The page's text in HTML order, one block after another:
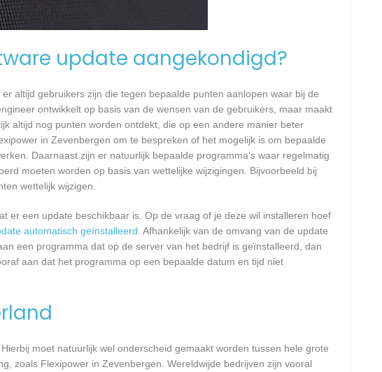
update aangekondigd?
altijd gebruikers zijn die tegen bepaalde punten aanlopen waar bij de
ontwikkelt op basis van de wensen van de gebruikers, maar maakt
altijd nog punten worden ontdekt, die op een andere manier beter
in Zevenbergen om te bespreken of het mogelijk is om bepaalde
Daarnaast zijn er natuurlijk bepaalde programma’s waar regelmatig
moeten worden op basis van wettelijke wijzigingen. Bijvoorbeeld bij
wettelijk wijzigen.
er een update beschikbaar is. Op de vraag of je deze wil installeren hoef
automatisch geïnstalleerd . Afhankelijk van de omvang van de update
een programma dat op de server van het bedrijf is geïnstalleerd, dan
aan dat het programma op een bepaalde datum en tijd niet
moet natuurlijk wel onderscheid gemaakt worden tussen hele grote
zoals Flexipower in Zevenbergen. Wereldwijde bedrijven zijn vooral